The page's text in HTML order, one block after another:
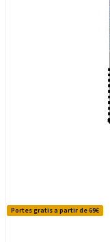
Portes gratis a partir de 69€